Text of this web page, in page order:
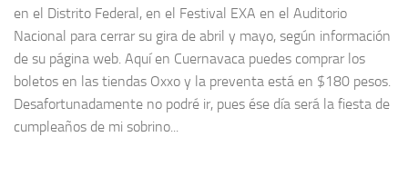
en el Distrito Federal, en el Festival EXA en el Auditorio
Nacional para cerrar su gira de abril y mayo, según información
de su página web. Aquí en Cuernavaca puedes comprar los
boletos en las tiendas Oxxo y la preventa está en $180 pesos.
Desafortunadamente no podré ir, pues ése día será la fiesta de
cumpleaños de mi sobrino...